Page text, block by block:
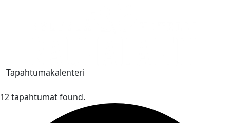
Tapahtumakalenteri
12 tapahtumat found.